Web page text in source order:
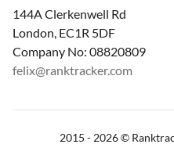
144A Clerkenwell Rd
London, EC1R 5DF
Company No: 08820809
felix@ranktracker.com
2015 - 2026©